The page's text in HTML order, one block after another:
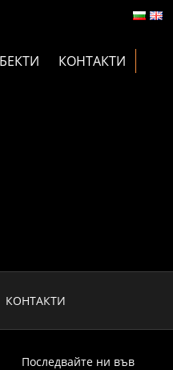
КОНТАКТИ
КОНТАКТИ
Последвайте ни във